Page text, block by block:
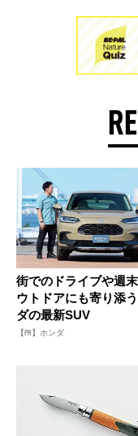
街でのドライブや週
ウトドアにも寄り添
ダの最新SUV
【PR】ホンダ